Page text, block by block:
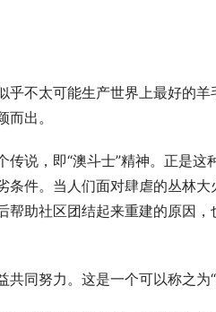
不太可能生产世界上最好的羊
出。
说，即“澳斗士”精神。正是这
件。当人们面对肆虐的丛林大
助社区团结起来重建的原因，
同努力。这是一个可以称之为“